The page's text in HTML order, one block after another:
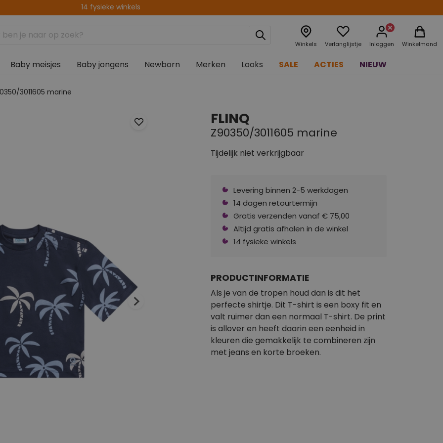
14 fysieke winkels
Winkels Verlanglijstje Inloggen Winkelmand
Baby meisjes Baby jongens Newborn Merken Looks SALE ACTIES NIEUW
3011605 marine
FLINQ
Z90350/3011605 marine
Tijdelijk niet verkrijgbaar
Levering binnen 2-5 werkdagen
14 dagen retourtermijn
Gratis verzenden vanaf € 75,00
Altijd gratis afhalen in de winkel
14 fysieke winkels
PRODUCTINFORMATIE
Als je van de tropen houd dan is dit het
perfecte shirtje. Dit T-shirt is een boxy fit en
valt ruimer dan een normaal T-shirt. De print
is allover en heeft daarin een eenheid in
kleuren die gemakkelijk te combineren zijn
met jeans en korte broeken.